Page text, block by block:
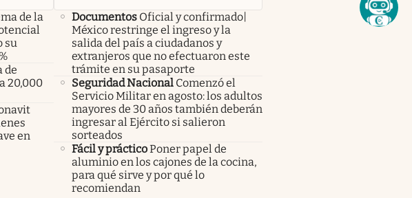
de la
su
de
20,000
en
Documentos Oficial y confirmado|
México restringe el ingreso y la
salida del país a ciudadanos y
extranjeros que no efectuaron este
trámite en su pasaporte
Seguridad Nacional Comenzó el
Servicio Militar en agosto: los adultos
mayores de 30 años también deberán
ingresar al Ejército si salieron
sorteados
Fácil y prácticoPoner papel de
aluminio en los cajones de la cocina,
para qué sirve y por qué lo
recomiendan